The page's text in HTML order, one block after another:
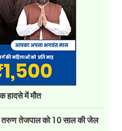
हादसे में मौत
तरुण तेजपाल को 10 साल की जेल